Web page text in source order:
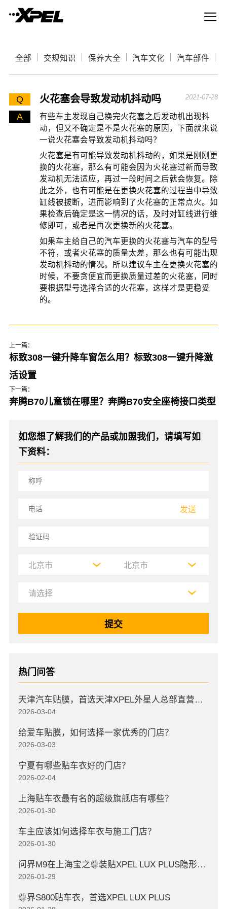
全部 交规知识 保养大全 汽车文化 汽车部件
Q 火花塞会导致发动机抖动吗 2021-07-28
A
有些车主发现自己换完火花塞之后发动机出现抖
动，但又不确定是不是火花塞的原因，下面就来说
一说火花塞会导致发动机抖动吗？
火花塞是有可能导致发动机抖动的，如果是刚刚更
换的火花塞，那么有可能会因为火花塞过新而导致
发动机无法适应，再过一段时间之后就会恢复。除
此之外，也有可能是在更换火花塞的过程当中导致
缸线被拔断，进而影响到了火花塞的正常点火。如
果检查后确定是这一情况的话，及时对缸线进行维
修即可，或者是再次更换新的火花塞。
如果车主给自己的汽车更换的火花塞与汽车的型号
不符，或者火花塞的质量太差，那么也有可能出现
发动机抖动的情况。所以建议车主在更换火花塞的
时候，不要贪便宜而更换质量过差的火花塞，同时
要根据型号选择合适的火花塞，这样才是更稳妥
的。
上一篇：
标致308一键升降车窗怎么用？标致308一键升降激
活设置
下一篇：
奔腾B70儿童锁在哪里？奔腾B70安全座椅接口类型
如您想了解我们的产品或加盟我们，请填写如
下资料：
发送
热门问答
天津汽车贴膜，首选天津XPEL外星人总部直营店，高口碑店
2026-03-04
给爱车贴膜，如何选择一家优秀的门店？
2026-03-03
宁夏有哪些贴车衣好的门店？
2026-02-04
上海贴车衣最有名的超级旗舰店有哪些？
2026-01-30
车主应该如何选择车衣与施工门店？
2026-01-30
问界M9在上海宝之尊装贴XPEL LUX PLUS隐形车衣
2026-01-29
尊界S800贴车衣，首选XPEL LUX PLUS